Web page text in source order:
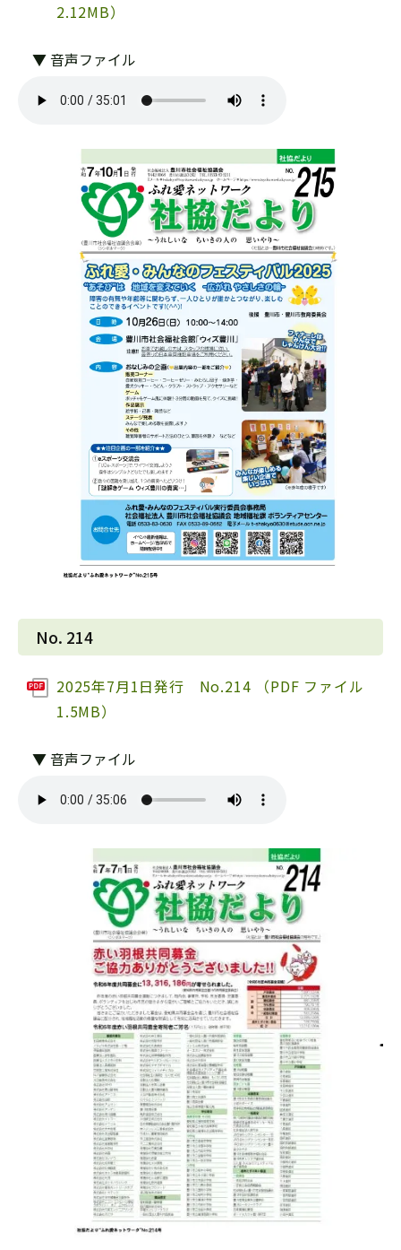
2.12MB）
▼ 音声ファイル
No. 214
2025年7月1日発行 No.214 （PDF ファイル
1.5MB）
▼ 音声ファイル